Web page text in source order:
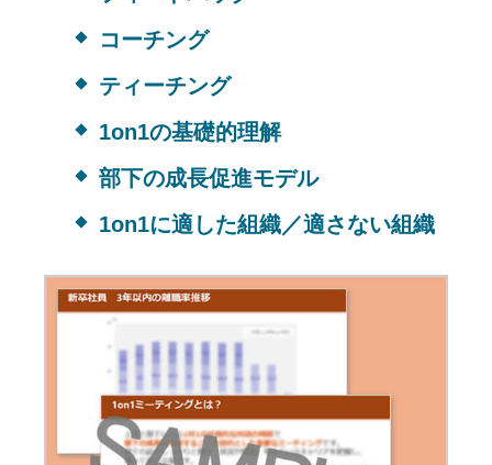
コーチング
ティーチング
1on1の基礎的理解
部下の成長促進モデル
1on1に適した組織／適さない組織